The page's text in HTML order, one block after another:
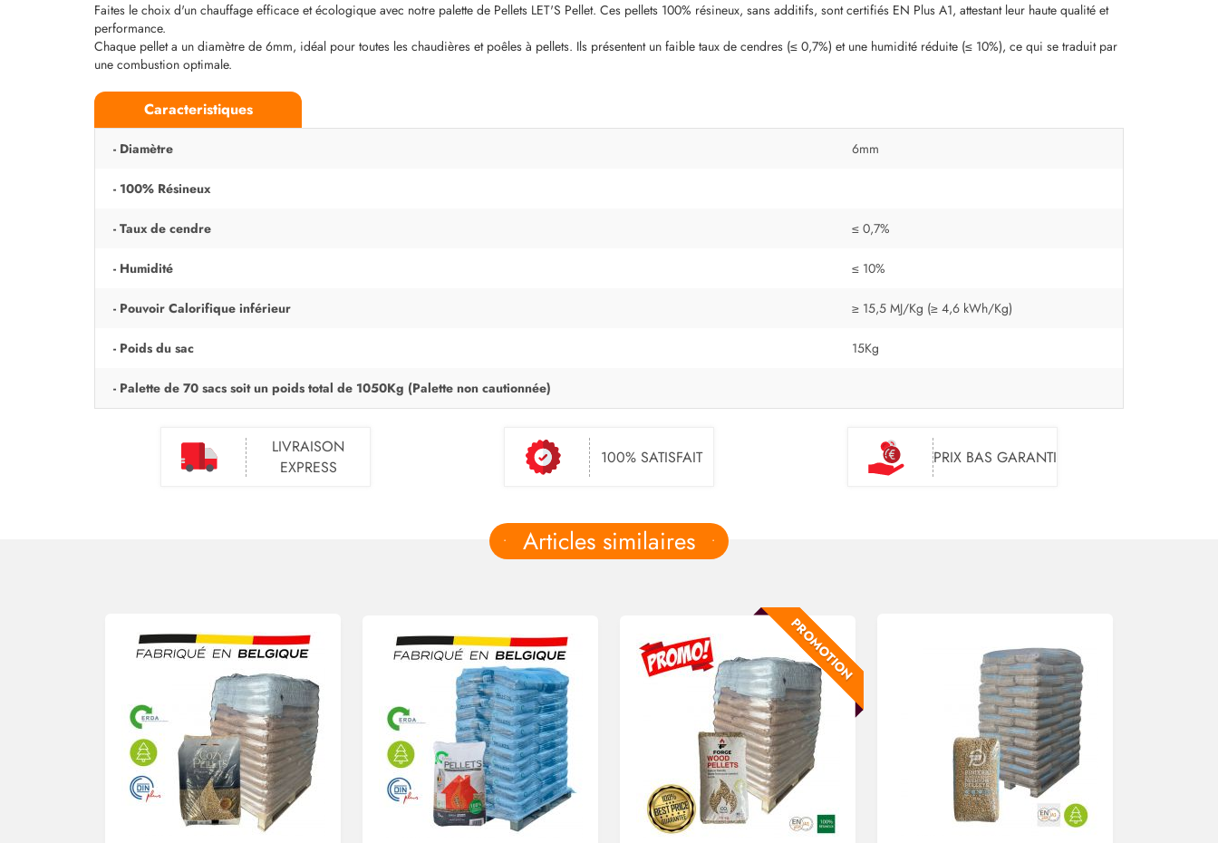
Faites le choix d'un chauffage efficace et écologique avec notre palette de Pellets LET'S Pellet. Ces pellets 100% résineux, sans additifs, sont certifiés EN Plus A1, attestant leur haute qualité et
performance.
Chaque pellet a un diamètre de 6mm, idéal pour toutes les chaudières et poêles à pellets. Ils présentent un faible taux de cendres (≤ 0,7%) et une humidité réduite (≤ 10%), ce qui se traduit par
une combustion optimale.
Caracteristiques
- Diamètre 6mm
- 100% Résineux
- Taux de cendre ≤ 0,7%
- Humidité ≤ 10%
- Pouvoir Calorifique inférieur ≥ 15,5 MJ/Kg (≥ 4,6 kWh/Kg)
- Poids du sac 15Kg
- Palette de 70 sacs soit un poids total de 1050Kg (Palette non cautionnée)
LIVRAISON
EXPRESS
100% SATISFAIT PRIX BAS GARANTI
Articles similaires
PROMOTION